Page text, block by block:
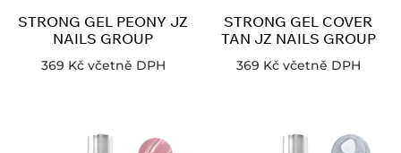
STRONG GEL PEONY JZ
NAILS GROUP
369 Kč včetně DPH
STRONG GEL COVER
TAN JZ NAILS GROUP
369 Kč včetně DPH